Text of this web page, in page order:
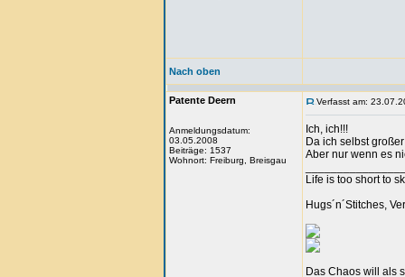
Nach oben
Patente Deern
Anmeldungsdatum:
03.05.2008
Beiträge: 1537
Wohnort: Freiburg, Breisgau
Verfasst am:
Ich, ich!!!
Da ich selbst
Aber nur wenn es
Life is too short to
Hugs´n´Stitches,
Das Chaos will als